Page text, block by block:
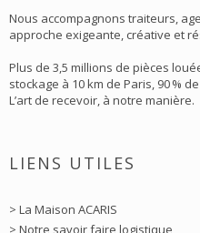
Nous accompagnons traiteurs,
approche exigeante, créative et
Plus de 3,5 millions de pièces
stockage à 10 km de Paris, 90 %
L’art de recevoir, à notre manière.
LIENS UTILES
> La Maison ACARIS
> Notre savoir faire logistique